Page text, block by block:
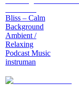
Bliss – Calm
Background
Ambient /
Relaxing
Podcast Music
instruman